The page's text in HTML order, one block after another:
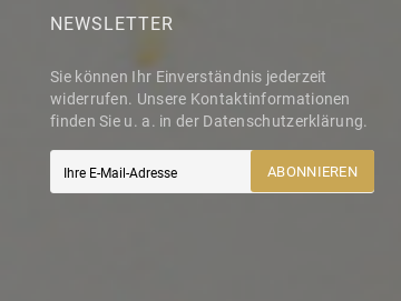
NEWSLETTER
Sie können Ihr Einverständnis jederzeit
widerrufen. Unsere Kontaktinformationen
finden Sie u. a. in der Datenschutzerklärung.
ABONNIEREN